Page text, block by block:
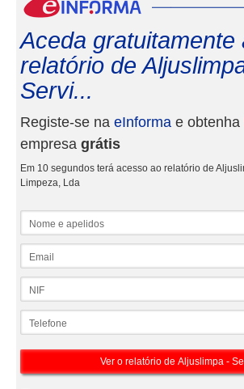
Aceda gratuitamente
relatório de
Servi...
Registe-se na eInforma e obtenha
empresa grátis
Em 10 segundos terá acesso ao relatório de
Limpeza, Lda